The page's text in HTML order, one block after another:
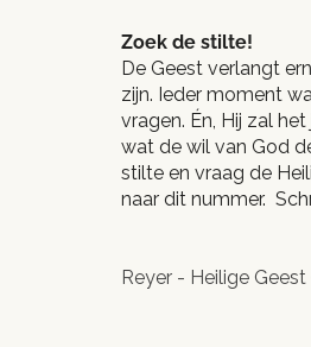
Zoek de stilte!
De Geest verlangt
zijn. Ieder moment
vragen. Én, Hij zal
wat de wil van God
stilte en vraag de
naar dit nummer.
Reyer - Heilige Geest